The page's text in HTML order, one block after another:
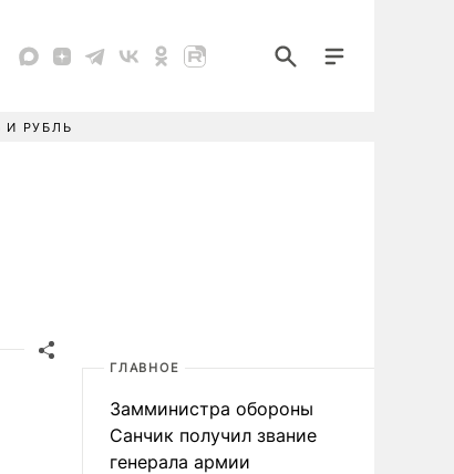
И РУБЛЬ
ГЛАВНОЕ
Замминистра обороны
Санчик получил звание
генерала армии